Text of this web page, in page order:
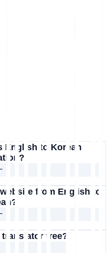
English to Korean
from English to
free?